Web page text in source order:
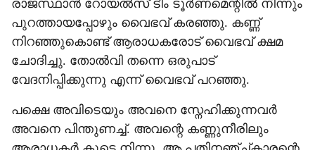
രാജസ്ഥാൻ റോയൽസ് ടീം ടൂർണമെന്റിൽ നിന്നും
പുറത്തായപ്പോഴും വൈഭവ് കരഞ്ഞു. കണ്ണ്
നിറഞ്ഞുകൊണ്ട് ആരാധകരോട് വൈഭവ് ക്ഷമ
ചോദിച്ചു. തോൽവി തന്നെ ഒരുപാട്
വേദനിപ്പിക്കുന്നു എന്ന് വൈഭവ് പറഞ്ഞു.
പക്ഷെ അവിടെയും അവനെ സ്നേഹിക്കുന്നവർ
അവനെ പിന്തുണച്ച്. അവന്റെ കണ്ണുനീരിലും